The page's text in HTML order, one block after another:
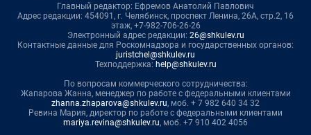
Главный редактор: Ефремов Анатолий Павлович
Адрес редакции: 454091, г. Челябинск, проспект Ленина, 26А, стр.2, 16
этаж, +7-982-706-26-26
Электронный адрес редакции: 26@shkulev.ru
Контактные данные для Роскомнадзора и государственных органов:
juristchel@shkulev.ru
Техподдержка: help@shkulev.ru
По вопросам коммерческого сотрудничества:
Жапарова Жанна, менеджер по работе с федеральными клиентами
zhanna.zhaparova@shkulev.ru, моб. + 7 982 640 34 32
Ревина Мария, директор по работе с федеральными клиентами
mariya.revina@shkulev.ru, моб. +7 910 402 4056